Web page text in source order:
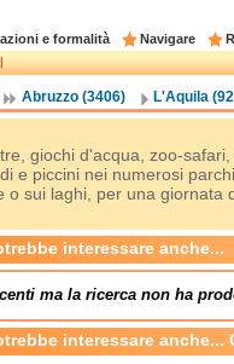
e formalità Navigare
Abruzzo (3406) L'Aquila
giochi d'acqua, zoo-
e piccini nei numerosi
o sui laghi, per una giornata
interessare anche...
ma la ricerca non ha
interessare anche...